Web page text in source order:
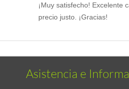
¡Muy satisfecho! Excelente
precio justo. ¡Gracias!
Asistencia e